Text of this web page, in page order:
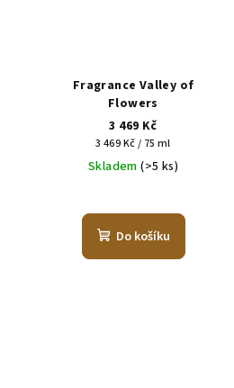
Fragrance Valley of
Flowers
3 469 Kč
Měrná
cena:
3 469 Kč / 75 ml
Skladem(>5 ks)
Do košíku